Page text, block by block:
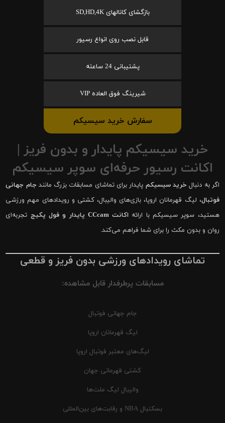
بازگشای کانالهای SD,HD,4K
قابل نصب روی انواع رسیور
پشتیبانی 24 ساعته
شیرینگ فوق العاده VIP
سفارش خرید سیسیکم
خرید سیسیکم پایدار و بدون فریز |
اکانت رسیور حرفه‌ای سوپر سیسیکم
اگر به دنبال خرید سیسیکم پایدار برای تماشای مسابقات بزرگ مانند جام جهانی
فوتبال، لیگ قهرمانان اروپا، بازی‌های والیبال، کشتی و رویدادهای مهم ورزشی
هستید، سوپر سیسیکم با ارائه اکانت CCcam پایدار و فول پکیج
تجربه‌ای
روان و بدون مکث را برای شما فراهم می‌کند.
تماشای رویدادهای ورزشی بدون فریز و قطعی
مسابقات پرطرفدار قابل مشاهده:
جام جهانی فوتبال
لیگ قهرمانان اروپا
لیگ‌های معتبر فوتبال اروپا
کشتی قهرمانی جهان
والیبال لیگ ملت‌ها
بسکتبال NBA و رقابت‌های بین‌المللی